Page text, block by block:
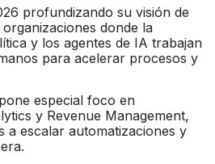
profundizando su visión de
organizaciones donde la
y los agentes de IA trabajan
para acelerar procesos y
especial foco en
y Revenue Management,
a escalar automatizaciones y